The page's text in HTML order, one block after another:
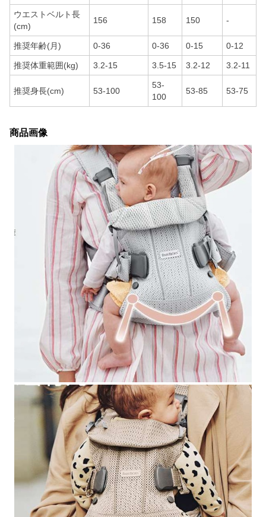
ウエストベルト長
(cm)
156 158 150 -
推奨年齢(月) 0-36 0-36 0-15 0-12
推奨体重範囲(kg) 3.2-15 3.5-15 3.2-12 3.2-11
推奨身長(cm) 53-100
53-
100
53-85 53-75
商品画像